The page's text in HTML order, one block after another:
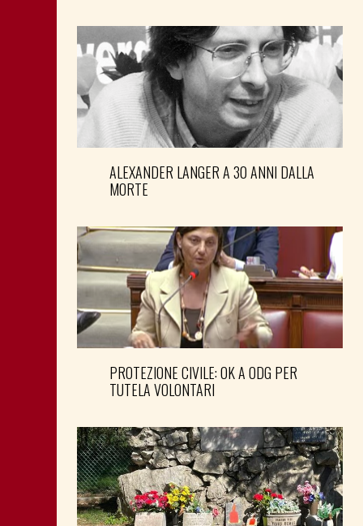
ALEXANDER LANGER A 30 ANNI DALLA
MORTE
PROTEZIONE CIVILE: OK A ODG PER
TUTELA VOLONTARI